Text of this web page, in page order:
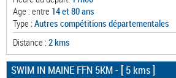
Age : entre 14 et 80 ans
Type : Autres compétitions départementales
Distance : 2 kms
SWIM IN MAINE FFN 5KM- [ 5 kms ]